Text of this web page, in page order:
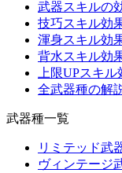
武器スキルの
技巧スキル効
渾身スキル効
背水スキル効
上限UPスキ
全武器種の解
武器種一覧
リミテッド武
ヴィンテージ